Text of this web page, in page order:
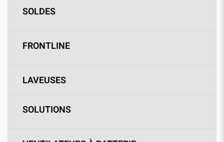
SOLDES
FRONTLINE
LAVEUSES
SOLUTIONS